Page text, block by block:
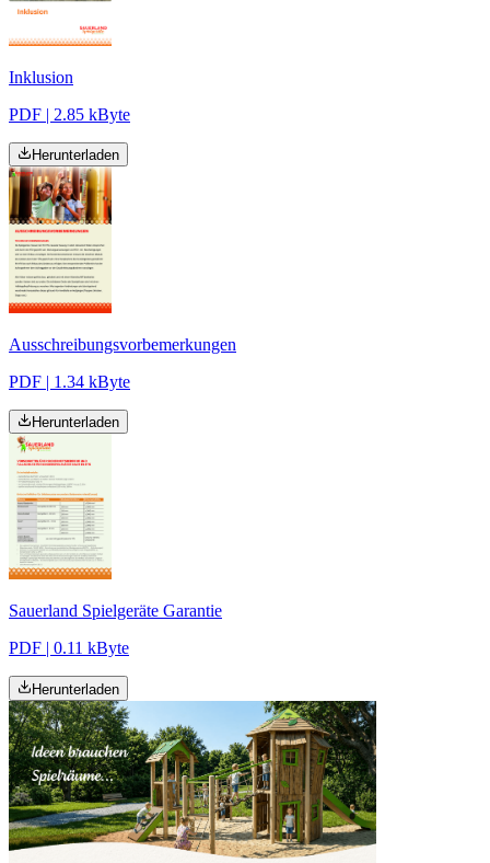
Inklusion
PDF | 2.85 kByte
Herunterladen
Ausschreibungsvorbemerkungen
PDF | 1.34 kByte
Herunterladen
Sauerland Spielgeräte Garantie
PDF | 0.11 kByte
Herunterladen